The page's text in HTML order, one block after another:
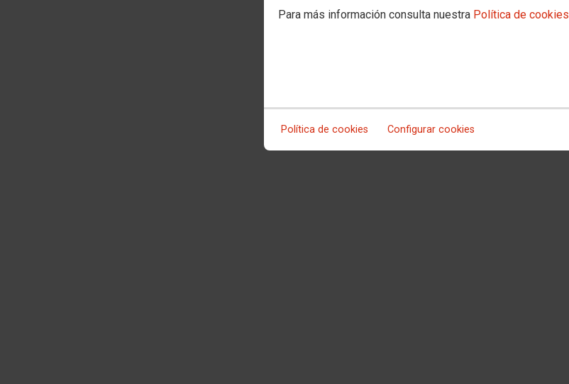
Para más información consulta nuestra Política de cookies
Política de cookies Configurar cookies